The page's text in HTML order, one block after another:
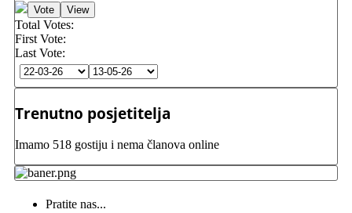
Total Votes:
First Vote:
Last Vote:
Trenutno posjetitelja
Imamo 518 gostiju i nema članova online
Pratite nas...